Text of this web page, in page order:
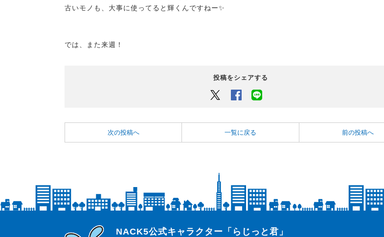
古いモノも、大事に使ってると輝くんですねー✨
では、また来週！
投稿をシェアする
Twitter Facebook
次の投稿へ 一覧に戻る 前の投稿へ
らじっと君
NACK5公式キャラクター「らじっと君」